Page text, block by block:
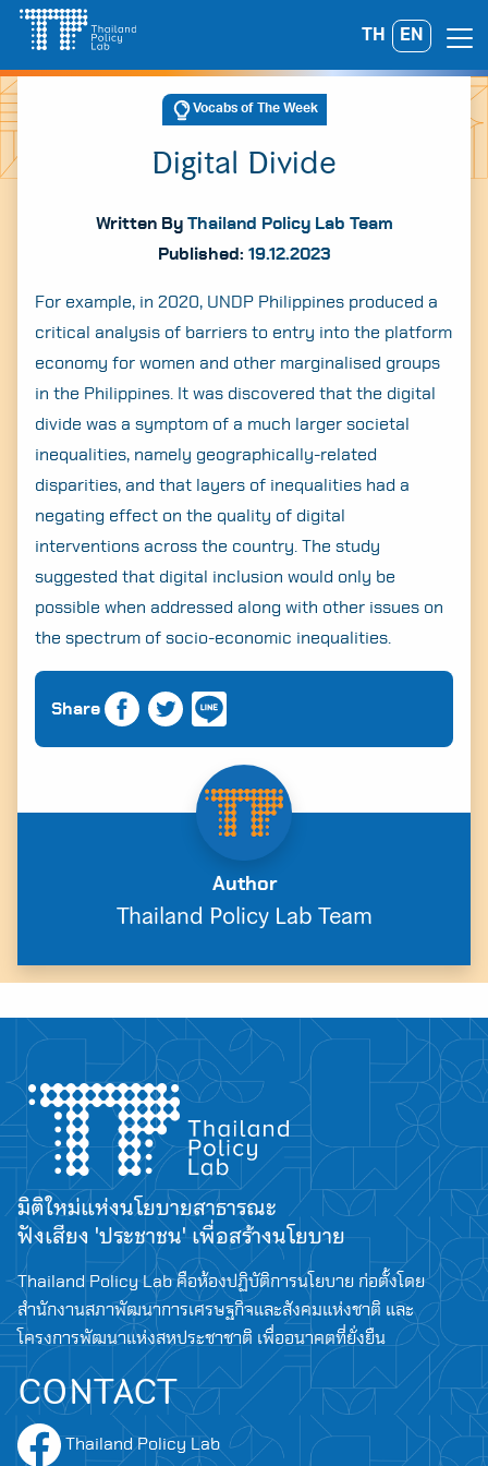
Skip
content
TH EN
A A A
Search
for:
Search
for:
Vocabs of The Week
Digital Divide
Written By Thailand Policy Lab Team
Published: 19.12.2023
For example, in 2020, UNDP Philippines produced a
critical analysis of barriers to entry into the platform
economy for women and other marginalised groups
in the Philippines. It was discovered that the digital
divide was a symptom of a much larger societal
inequalities, namely geographically-related
disparities, and that layers of inequalities had a
negating effect on the quality of digital
interventions across the country. The study
suggested that digital inclusion would only be
possible when addressed along with other issues on
the spectrum of socio-economic inequalities.
Share
Author
Thailand Policy Lab Team
มิติใหม่แห่งนโยบายสาธารณะ
ฟังเสียง 'ประชาชน' เพื่อสร้างนโยบาย
Thailand Policy Lab คือห้องปฏิบัติการนโยบาย ก่อตั้งโดย
สำนักงานสภาพัฒนาการเศรษฐกิจและสังคมแห่งชาติ และ
โครงการพัฒนาแห่งสหประชาชาติ เพื่ออนาคตที่ยั่งยืน
CONTACT
Thailand Policy Lab